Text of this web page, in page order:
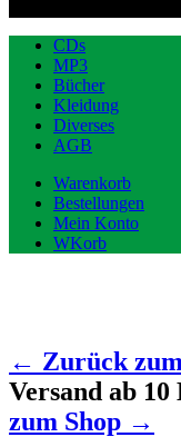
CDs
MP3
Bücher
Kleidung
Diverses
AGB
Warenkorb
Bestellungen
Mein Konto
WKorb
← Zurück
Versand ab
zum Shop →